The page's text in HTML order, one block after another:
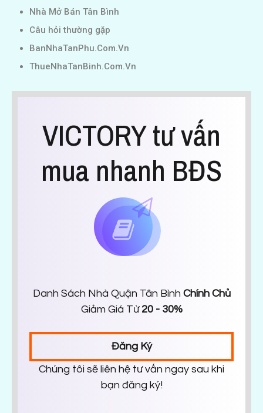
Nhà Mở Bán Tân Bình
Câu hỏi thường gặp
BanNhaTanPhu.Com.Vn
ThueNhaTanBinh.Com.Vn
VICTORY tư vấn
mua nhanh BĐS
Danh Sách Nhà Quận Tân Bình Chính Chủ
Giảm Giá Từ 20 - 30%
Đăng Ký
Chúng tôi sẽ liên hệ tư vấn ngay sau khi
bạn đăng ký!